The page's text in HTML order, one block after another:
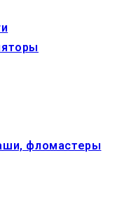
фломастеры